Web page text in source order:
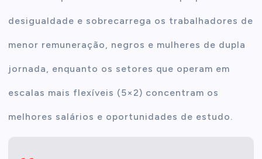
desigualdade e sobrecarrega os trabalhadores de
menor remuneração, negros e mulheres de dupla
jornada, enquanto os setores que operam em
escalas mais flexíveis (5×2) concentram os
melhores salários e oportunidades de estudo.